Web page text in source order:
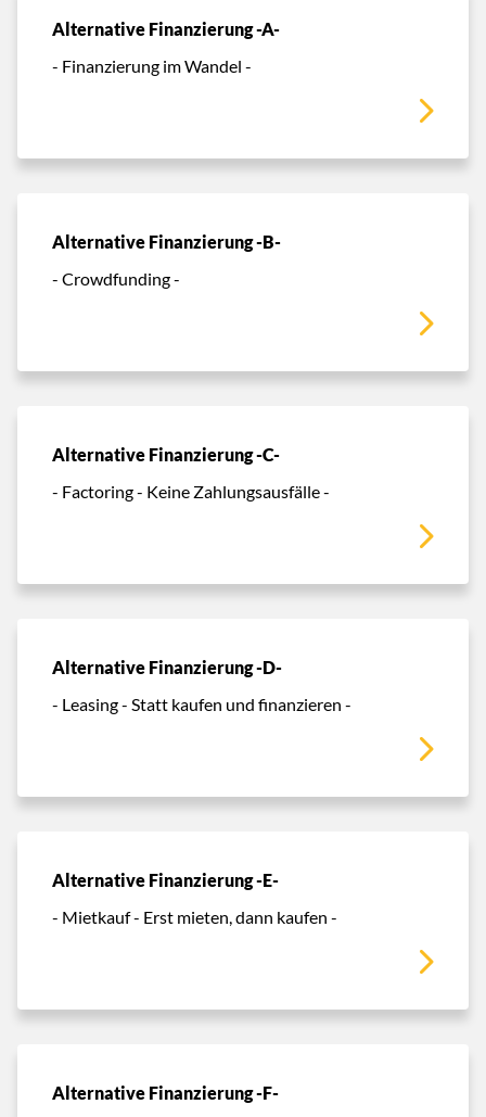
Alternative Finanzierung -A-
- Finanzierung im Wandel -
Alternative Finanzierung -B-
- Crowdfunding -
Alternative Finanzierung -C-
- Factoring - Keine Zahlungsausfälle -
Alternative Finanzierung -D-
- Leasing - Statt kaufen und finanzieren -
Alternative Finanzierung -E-
- Mietkauf - Erst mieten, dann kaufen -
Alternative Finanzierung -F-